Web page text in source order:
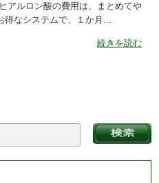
アルロン酸の費用は、まとめてや
得なシステムで、１か月...
続きを読む